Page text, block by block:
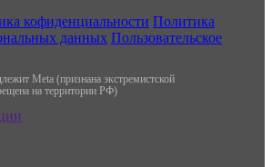
кофиденциальности Политика
данных Пользовательское
Meta (признана экстремистской
на территории РФ)